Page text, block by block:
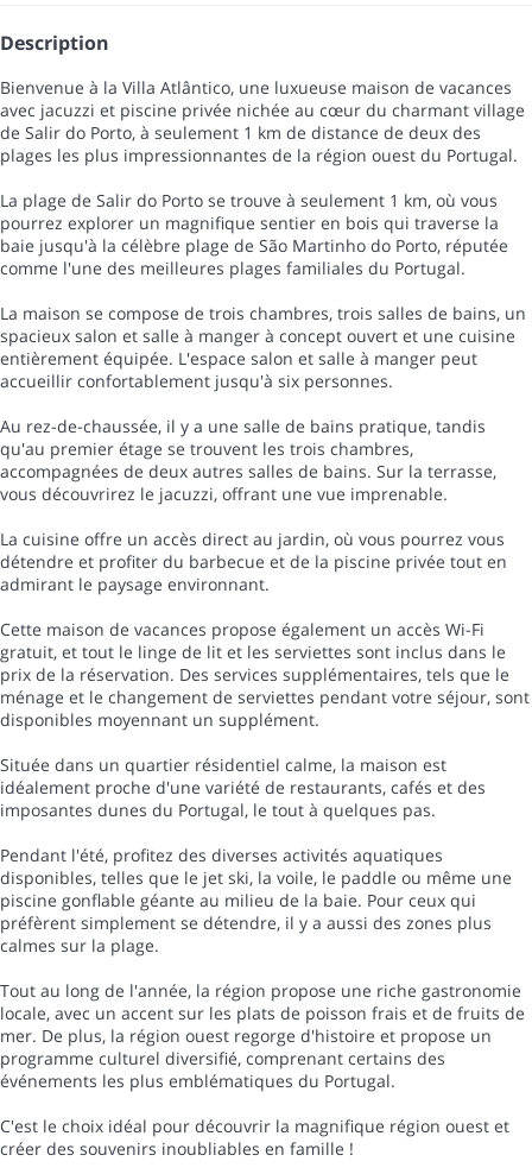
Description
Bienvenue à la Villa Atlântico, une luxueuse maison de vacances
avec jacuzzi et piscine privée nichée au cœur du charmant village
de Salir do Porto, à seulement 1 km de distance de deux des
plages les plus impressionnantes de la région ouest du Portugal.
La plage de Salir do Porto se trouve à seulement 1 km, où vous
pourrez explorer un magnifique sentier en bois qui traverse la
baie jusqu'à la célèbre plage de São Martinho do Porto, réputée
comme l'une des meilleures plages familiales du Portugal.
La maison se compose de trois chambres, trois salles de bains, un
spacieux salon et salle à manger à concept ouvert et une cuisine
entièrement équipée. L'espace salon et salle à manger peut
accueillir confortablement jusqu'à six personnes.
Au rez-de-chaussée, il y a une salle de bains pratique, tandis
qu'au premier étage se trouvent les trois chambres,
accompagnées de deux autres salles de bains. Sur la terrasse,
vous découvrirez le jacuzzi, offrant une vue imprenable.
La cuisine offre un accès direct au jardin, où vous pourrez vous
détendre et profiter du barbecue et de la piscine privée tout en
admirant le paysage environnant.
Cette maison de vacances propose également un accès Wi-Fi
gratuit, et tout le linge de lit et les serviettes sont inclus dans le
prix de la réservation. Des services supplémentaires, tels que le
ménage et le changement de serviettes pendant votre séjour, sont
disponibles moyennant un supplément.
Située dans un quartier résidentiel calme, la maison est
idéalement proche d'une variété de restaurants, cafés et des
imposantes dunes du Portugal, le tout à quelques pas.
Pendant l'été, profitez des diverses activités aquatiques
disponibles, telles que le jet ski, la voile, le paddle ou même une
piscine gonflable géante au milieu de la baie. Pour ceux qui
préfèrent simplement se détendre, il y a aussi des zones plus
calmes sur la plage.
Tout au long de l'année, la région propose une riche gastronomie
locale, avec un accent sur les plats de poisson frais et de fruits de
mer. De plus, la région ouest regorge d'histoire et propose un
programme culturel diversifié, comprenant certains des
événements les plus emblématiques du Portugal.
C'est le choix idéal pour découvrir la magnifique région ouest et
créer des souvenirs inoubliables en famille !